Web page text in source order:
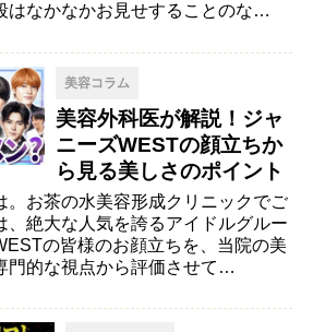
はなかなかお見せすることのな…
美容コラム
美容外科医が解説！ジャ
ニーズWESTの顔立ちか
ら見る美しさのポイント
。お茶の水美容形成クリニックでご
、絶大な人気を誇るアイドルグルー
の皆様のお顔立ちを、当院の美
門的な視点から評価させて…